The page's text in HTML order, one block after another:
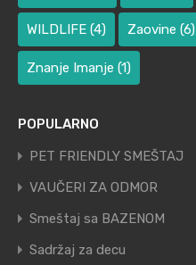
WILDLIFE (4) Zaovine (6)
Znanje Imanje (1)
POPULARNO
PET FRIENDLY SMEŠTAJ
VAUČERI ZA ODMOR
Smeštaj sa BAZENOM
Sadržaj za decu